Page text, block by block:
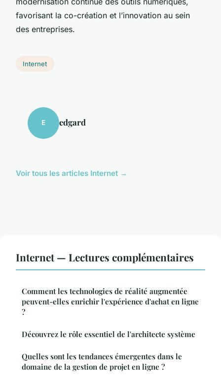
favorisant la co-création et l’innovation au sein
des entreprises.
Internet
E edgard
Voir tous les articles Internet →
Internet — Lectures complémentaires
Comment les technologies de réalité augmentée
peuvent-elles enrichir l'expérience d'achat en ligne
?
Découvrez le rôle essentiel de l'architecte système
Quelles sont les tendances émergentes dans le
domaine de la gestion de projet en ligne ?